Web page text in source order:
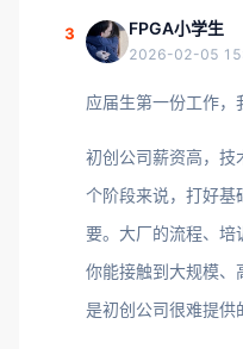
3 FPGA小学生
2026-02-05
应届生第一份工作，
初创公司薪资高，技
个阶段来说，打好基
要。大厂的流程、培
你能接触到大规模、
是初创公司很难提供